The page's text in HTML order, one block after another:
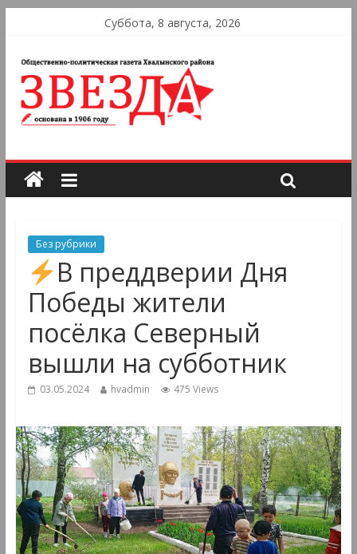
Суббота, 8 августа, 2026
Без рубрики
В преддверии Дня
Победы жители
посёлка Северный
вышли на субботник
03.05.2024 hvadmin 475 Views